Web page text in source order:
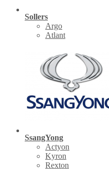
Sollers
Argo
Atlant
SsangYong
Actyon
Kyron
Rexton